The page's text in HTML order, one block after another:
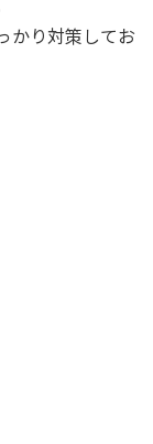
かり対策してお